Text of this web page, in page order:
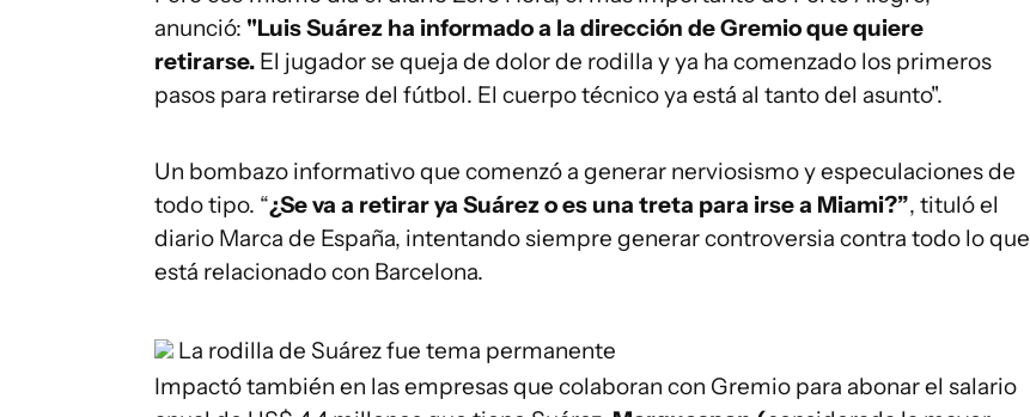
anunció: "Luis Suárez ha informado a la dirección de Gremio que quiere
retirarse. El jugador se queja de dolor de rodilla y ya ha comenzado los primeros
pasos para retirarse del fútbol. El cuerpo técnico ya está al tanto del asunto".
Un bombazo informativo que comenzó a generar nerviosismo y especulaciones de
todo tipo. “¿Se va a retirar ya Suárez o es una treta para irse a Miami?”, tituló el
diario Marca de España, intentando siempre generar controversia contra todo lo que
está relacionado con Barcelona.
La rodilla de Suárez fue tema permanente
Impactó también en las empresas que colaboran con Gremio para abonar el salario